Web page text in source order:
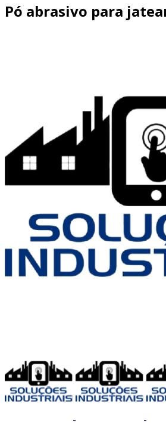
Pó abrasivo para